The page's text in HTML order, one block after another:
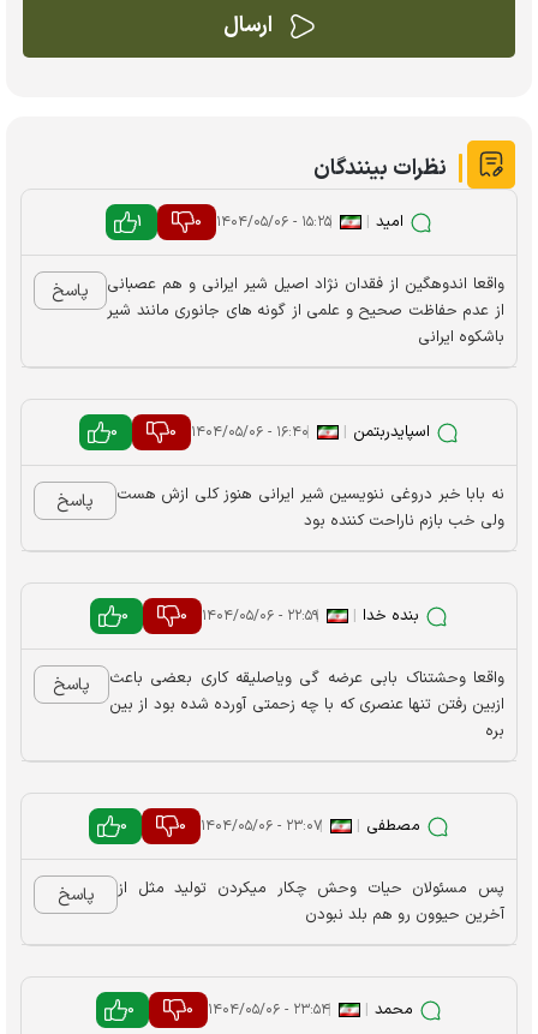
نظرات بینندگان
امید |
|۱۵:۲۵ - ۱۴۰۴/۰۵/۰۶ 0
1
واقعا اندوهگین از فقدان نژاد اصیل شیر ایرانی و هم عصبانی
از عدم حفاظت صحیح و علمی از گونه های جانوری مانند شیر
باشکوه ایرانی
پاسخ
اسپایدربتمن |
|۱۶:۴۰ - ۱۴۰۴/۰۵/۰۶ 0
0
نه بابا خبر دروغی ننویسین شیر ایرانی هنوز کلی ازش هست
ولی خب بازم ناراحت کننده بود
پاسخ
بنده خدا |
|۲۲:۵۹ - ۱۴۰۴/۰۵/۰۶ 0
0
واقعا وحشتناک بابی عرضه گی ویاصلیقه کاری بعضی باعث
ازبین رفتن تنها عنصری که با چه زحمتی آورده شده بود از بین
بره
پاسخ
مصطفی |
|۲۳:۰۷ - ۱۴۰۴/۰۵/۰۶ 0
0
پس مسئولان حیات وحش چکار میکردن تولید مثل از
آخرین حیوون رو هم بلد نبودن
پاسخ
محمد |
|۲۳:۵۴ - ۱۴۰۴/۰۵/۰۶ 0
0